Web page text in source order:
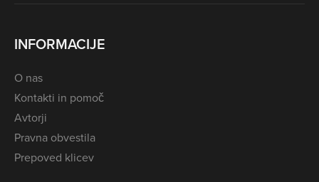
INFORMACIJE
O nas
Kontakti in pomoč
Avtorji
Pravna obvestila
Prepoved klicev